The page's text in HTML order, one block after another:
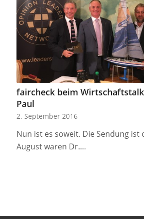
faircheck beim
Paul
2. September 2016
Nun ist es soweit. Die Sendung ist
August waren Dr.…